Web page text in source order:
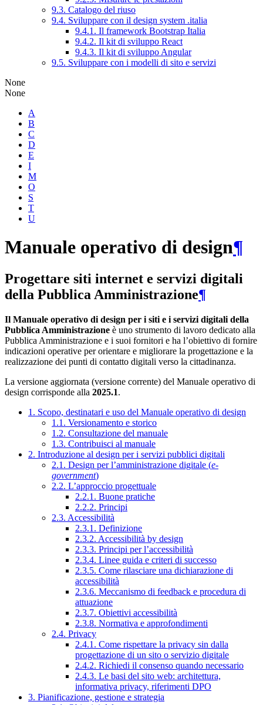
9.3. Catalogo del riuso
9.4. Sviluppare con il design system .italia
9.4.1. Il framework Bootstrap Italia
9.4.2. Il kit di sviluppo React
9.4.3. Il kit di sviluppo Angular
9.5. Sviluppare con i modelli di sito e servizi
None
None
A
B
C
D
E
I
M
O
S
T
U
Manuale operativo di design¶
Progettare siti internet e servizi digitali
della Pubblica Amministrazione¶
Il Manuale operativo di design per i siti e i servizi digitali della
Pubblica Amministrazione è uno strumento di lavoro dedicato alla
Pubblica Amministrazione e i suoi fornitori e ha l’obiettivo di fornire
indicazioni operative per orientare e migliorare la progettazione e la
realizzazione dei punti di contatto digitali verso la cittadinanza.
La versione aggiornata (versione corrente) del Manuale operativo di
design corrisponde alla 2025.1.
1. Scopo, destinatari e uso del Manuale operativo di design
1.1. Versionamento e storico
1.2. Consultazione del manuale
1.3. Contribuisci al manuale
2. Introduzione al design per i servizi pubblici digitali
2.1. Design per l’amministrazione digitale (e-
government)
2.2. L’approccio progettuale
2.2.1. Buone pratiche
2.2.2. Principi
2.3. Accessibilità
2.3.1. Definizione
2.3.2. Accessibilità by design
2.3.3. Principi per l’accessibilità
2.3.4. Linee guida e criteri di successo
2.3.5. Come rilasciare una dichiarazione di
accessibilità
2.3.6. Meccanismo di feedback e procedura di
attuazione
2.3.7. Obiettivi accessibilità
2.3.8. Normativa e approfondimenti
2.4. Privacy
2.4.1. Come rispettare la privacy sin dalla
progettazione di un sito o servizio digitale
2.4.2. Richiedi il consenso quando necessario
2.4.3. Le basi del sito web: architettura,
informativa privacy, riferimenti DPO
3. Pianificazione, gestione e strategia